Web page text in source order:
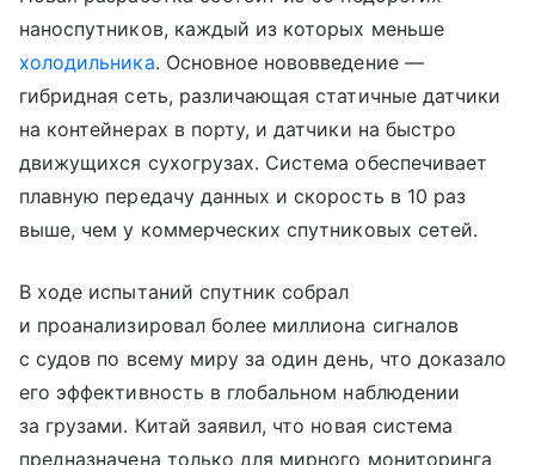
наноспутников, каждый из которых меньше
холодильника. Основное нововведение —
гибридная сеть, различающая статичные датчики
на контейнерах в порту, и датчики на быстро
движущихся сухогрузах. Система обеспечивает
плавную передачу данных и скорость в 10 раз
выше, чем у коммерческих спутниковых сетей.
В ходе испытаний спутник собрал
и проанализировал более миллиона сигналов
с судов по всему миру за один день, что доказало
его эффективность в глобальном наблюдении
за грузами. Китай заявил, что новая система
предназначена только для мирного мониторинга